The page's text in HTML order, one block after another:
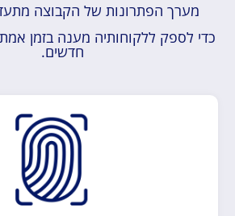
מערך הפתרונות של הקבוצה
כדי לספק ללקוחותיה מענה בזמן
חדשים.